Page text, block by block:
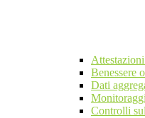
Benessere
Dati
Controlli